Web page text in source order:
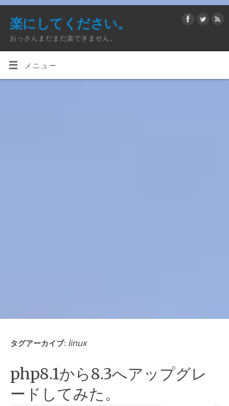
楽にしてください。
おっさんまだまだ楽できません。
メニュー
タグアーカイブ: linux
php8.1から8.3へアップグレ
ードしてみた。